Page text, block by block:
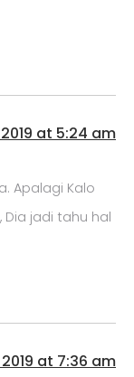
2019 at 5:24 am
Apalagi Kalo
jadi tahu hal
2019 at 7:36 am